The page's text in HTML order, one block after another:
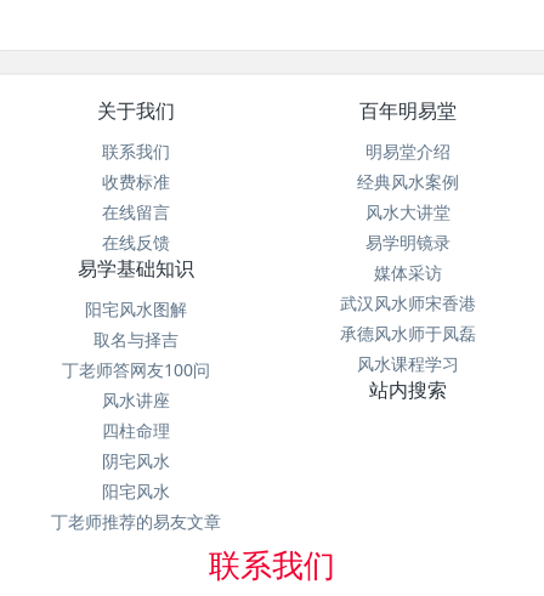
关于我们
联系我们
收费标准
在线留言
在线反馈
百年明易堂
明易堂介绍
经典风水案例
风水大讲堂
易学明镜录
媒体采访
武汉风水师宋香港
承德风水师于凤磊
风水课程学习
易学基础知识
阳宅风水图解
取名与择吉
丁老师答网友100问
风水讲座
四柱命理
阴宅风水
阳宅风水
丁老师推荐的易友文章
站内搜索
联系我们